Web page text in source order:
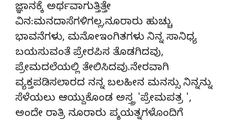
ಜ್ಞಾನಕ್ಕೆ ಅರ್ಥವಾಗುತ್ತಿತ್ತೇ
ವಿನ:ಮನದಾಸೆಗಳಿಗಲ್ಲ,ನೂರಾರು ಹುಚ್ಚು
ಭಾವನೆಗಳು, ಮನೋಇಂಗಿತಗಳು ನಿನ್ನ ಸಾನಿಧ್ಯ
ಬಯಸುವಂತೆ ಪ್ರೇರಪಿಸ ತೊಡಗಿದವು,
ಪ್ರೇಮದಲೆಯಲ್ಲಿ ತೇಲಿಸಿದವು.ನೇರವಾಗಿ
ವ್ಯಕ್ತಪಡಿಸಲಾರದ ನನ್ನ ಬಲಹೀನ ಮನಸ್ಸು ನಿನ್ನನ್ನು
ಸೆಳೆಯಲು ಆಯ್ದುಕೊಂಡ ಅಸ್ತ್ರ 'ಪ್ರೇಮಪತ್ರ ',
ಅಂದೇ ರಾತ್ರಿ ನೂರಾರು ಪ್ಶಯತ್ನಗಳೊಂದಿಗೆ